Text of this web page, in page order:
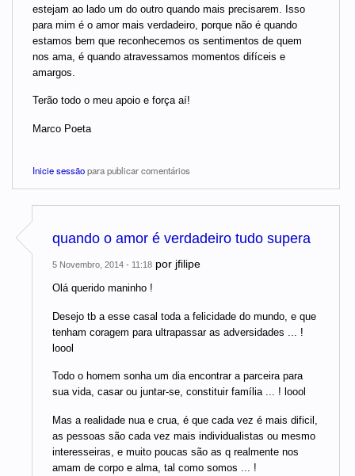
estejam ao lado um do outro quando mais precisarem. Isso
para mim é o amor mais verdadeiro, porque não é quando
estamos bem que reconhecemos os sentimentos de quem
nos ama, é quando atravessamos momentos difíceis e
amargos.
Terão todo o meu apoio e força aí!
Marco Poeta
Inicie sessãopara publicar comentários
quando o amor é verdadeiro tudo supera
5 Novembro, 2014 - 11:18 por jfilipe
Olá querido maninho !
Desejo tb a esse casal toda a felicidade do mundo, e que
tenham coragem para ultrapassar as adversidades ... !
loool
Todo o homem sonha um dia encontrar a parceira para
sua vida, casar ou juntar-se, constituir família ... ! loool
Mas a realidade nua e crua, é que cada vez é mais dificil,
as pessoas são cada vez mais individualistas ou mesmo
interesseiras, e muito poucas são as q realmente nos
amam de corpo e alma, tal como somos ... !